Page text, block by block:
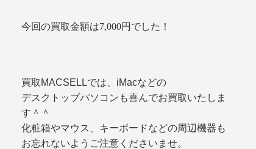
今回の買取金額は7,000円でした！
買取MACSELLでは、iMacなどの
デスクトップパソコンも喜んでお買取いたしま
す＾＾
化粧箱やマウス、キーボードなどの周辺機器も
お忘れないようご注意くださいませ。